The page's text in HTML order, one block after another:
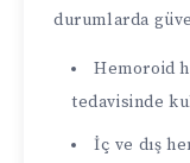
durumlarda
Hemoroid
tedavisinde
İç ve dış